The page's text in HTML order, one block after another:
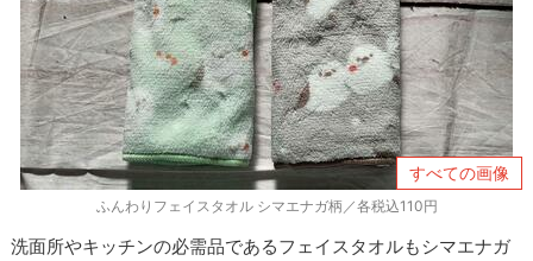
すべての画像
ふんわりフェイスタオル シマエナガ柄／各税込110円
洗面所やキッチンの必需品であるフェイスタオルもシマエナガ